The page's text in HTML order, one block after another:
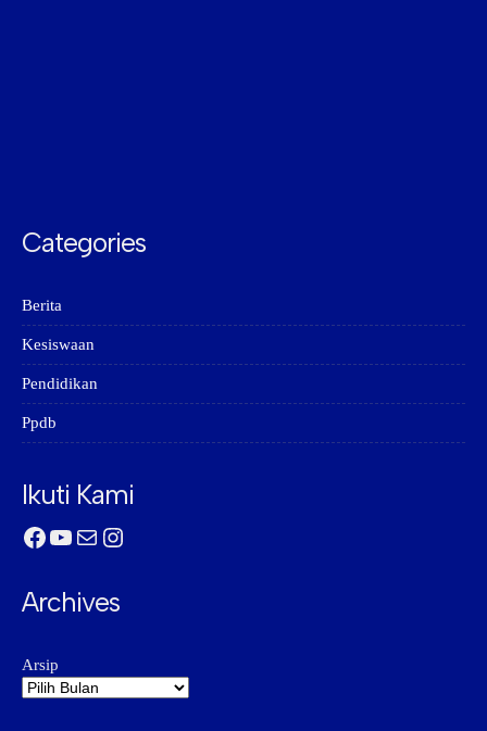
Categories
Berita
Kesiswaan
Pendidikan
Ppdb
Ikuti Kami
Facebook
YouTube
MailInstagram
Archives
Arsip